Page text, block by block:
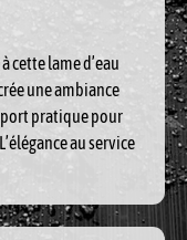
cette lame d’eau
une ambiance
pratique pour
au service